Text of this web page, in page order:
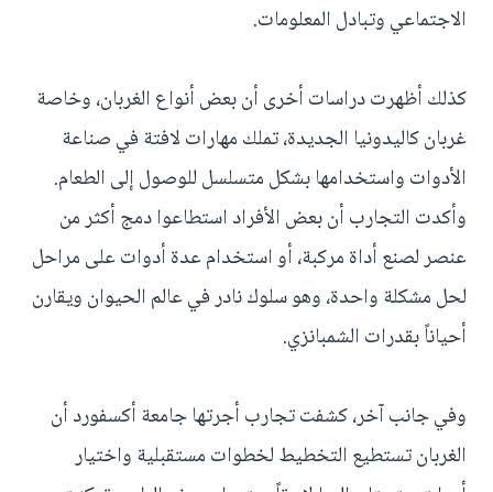
الاجتماعي وتبادل المعلومات.
كذلك أظهرت دراسات أخرى أن بعض أنواع الغربان، وخاصة
غربان كاليدونيا الجديدة، تملك مهارات لافتة في صناعة
الأدوات واستخدامها بشكل متسلسل للوصول إلى الطعام.
وأكدت التجارب أن بعض الأفراد استطاعوا دمج أكثر من
عنصر لصنع أداة مركبة، أو استخدام عدة أدوات على مراحل
لحل مشكلة واحدة، وهو سلوك نادر في عالم الحيوان ويقارن
أحياناً بقدرات الشمبانزي.
وفي جانب آخر، كشفت تجارب أجرتها جامعة أكسفورد أن
الغربان تستطيع التخطيط لخطوات مستقبلية واختيار